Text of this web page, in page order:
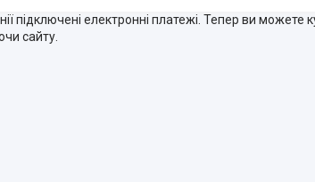
підключені електронні платежі. Тепер ви можете
сайту.